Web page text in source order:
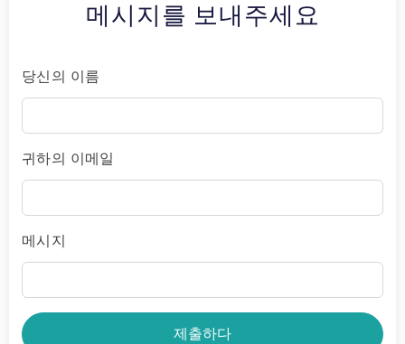
메시지를 보내주세요
당신의 이름
귀하의 이메일
메시지
제출하다